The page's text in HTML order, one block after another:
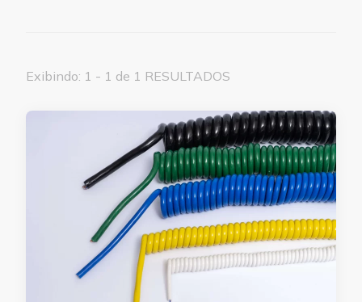
Exibindo: 1 - 1 de 1 RESULTADOS